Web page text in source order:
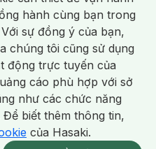
Phí 2H Xem chi tiết
Dịch Vệ Sinh/Dưỡng Vùng Kín/
/Tampon/Bọt Cạo Râu /Dao Cạo Râu/
/ Da Lão Hóa/ Da Mụn/
/ Nám / Tàn Nhang
Địa
Cụ / Máy Rửa Mặt Máy Chăm Sóc Da
hành cùng bạn trong
sự đồng ý của bạn,
chúng tôi cũng sử dụng
động trực tuyến của
cáo phù hợp với sở
như các chức năng
biết thêm thông tin,
của Hasaki.